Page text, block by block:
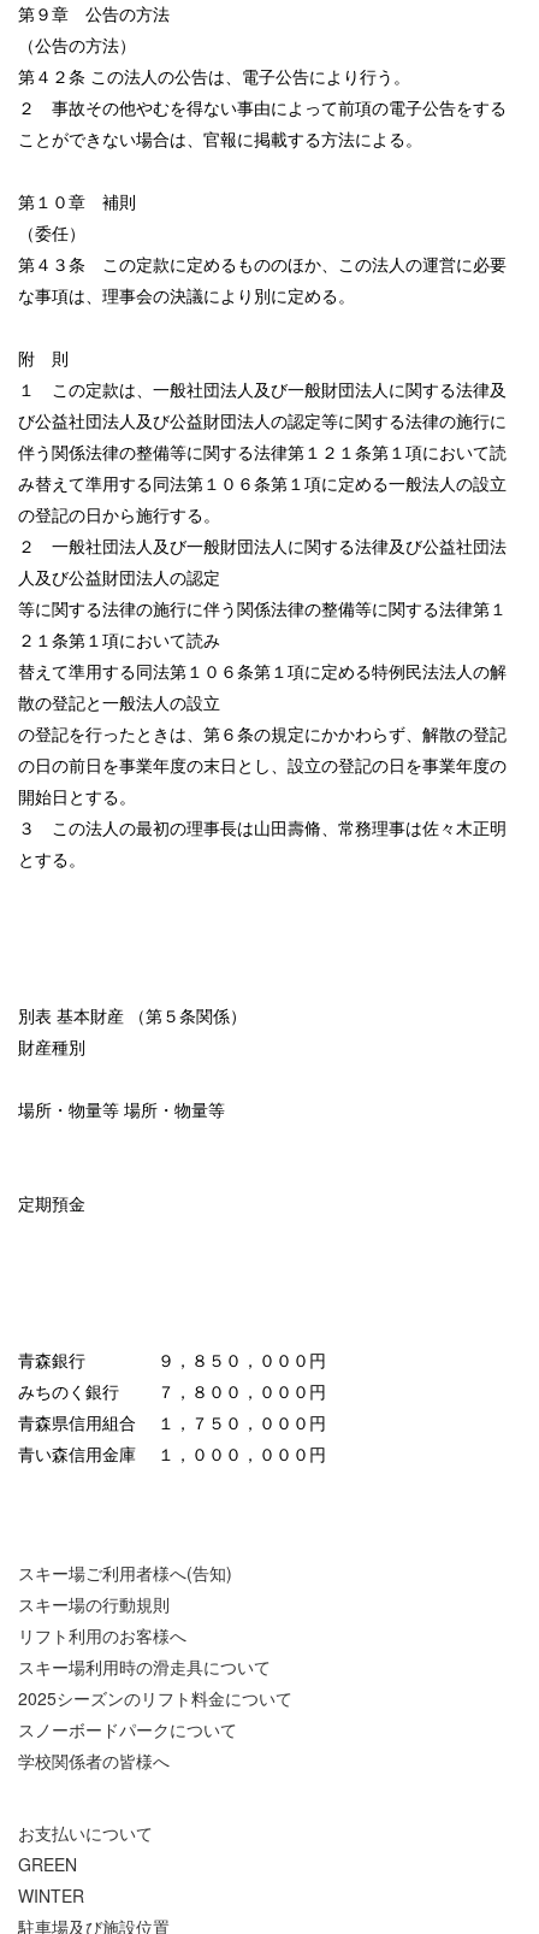
第９章 公告の方法
（公告の方法）
第４２条 この法人の公告は、電子公告により行う。
２ 事故その他やむを得ない事由によって前項の電子公告をする
ことができない場合は、官報に掲載する方法による。
第１０章 補則
（委任）
第４３条 この定款に定めるもののほか、この法人の運営に必要
な事項は、理事会の決議により別に定める。
附 則
１ この定款は、一般社団法人及び一般財団法人に関する法律及
び公益社団法人及び公益財団法人の認定等に関する法律の施行に
伴う関係法律の整備等に関する法律第１２１条第１項において読
み替えて準用する同法第１０６条第１項に定める一般法人の設立
の登記の日から施行する。
２ 一般社団法人及び一般財団法人に関する法律及び公益社団法
人及び公益財団法人の認定
等に関する法律の施行に伴う関係法律の整備等に関する法律第１
２１条第１項において読み
替えて準用する同法第１０６条第１項に定める特例民法法人の解
散の登記と一般法人の設立
の登記を行ったときは、第６条の規定にかかわらず、解散の登記
の日の前日を事業年度の末日とし、設立の登記の日を事業年度の
開始日とする。
３ この法人の最初の理事長は山田壽脩、常務理事は佐々木正明
とする。
別表 基本財産 （第５条関係）
財産種別
場所・物量等 場所・物量等
定期預金
青森銀行 ９，８５０，０００円
みちのく銀行 ７，８００，０００円
青森県信用組合 １，７５０，０００円
青い森信用金庫 １，０００，０００円
スキー場ご利用者様へ(告知)
スキー場の行動規則
リフト利用のお客様へ
スキー場利用時の滑走具について
2025シーズンのリフト料金について
スノーボードパークについて
学校関係者の皆様へ
お支払いについて
GREEN
WINTER
駐車場及び施設位置